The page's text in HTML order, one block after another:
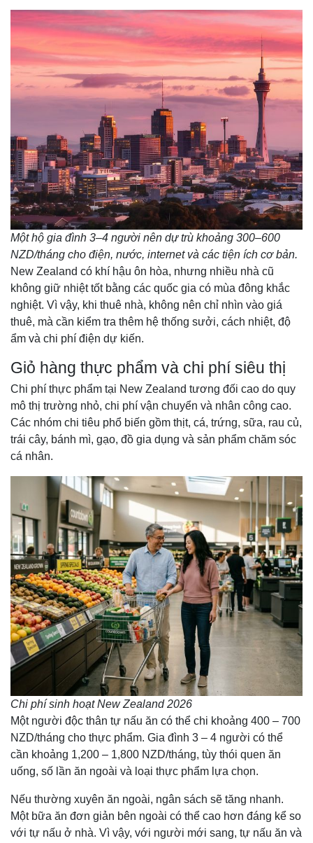
Một hộ gia đình 3–4 người nên dự trù khoảng 300–600
NZD/tháng cho điện, nước, internet và các tiện ích cơ bản.
New Zealand có khí hậu ôn hòa, nhưng nhiều nhà cũ
không giữ nhiệt tốt bằng các quốc gia có mùa đông khắc
nghiệt. Vì vậy, khi thuê nhà, không nên chỉ nhìn vào giá
thuê, mà cần kiểm tra thêm hệ thống sưởi, cách nhiệt, độ
ẩm và chi phí điện dự kiến.
Giỏ hàng thực phẩm và chi phí siêu thị
Chi phí thực phẩm tại New Zealand tương đối cao do quy
mô thị trường nhỏ, chi phí vận chuyển và nhân công cao.
Các nhóm chi tiêu phổ biến gồm thịt, cá, trứng, sữa, rau củ,
trái cây, bánh mì, gạo, đồ gia dụng và sản phẩm chăm sóc
cá nhân.
Chi phí sinh hoạt New Zealand 2026
Một người độc thân tự nấu ăn có thể chi khoảng 400 – 700
NZD/tháng cho thực phẩm. Gia đình 3 – 4 người có thể
cần khoảng 1,200 – 1,800 NZD/tháng, tùy thói quen ăn
uống, số lần ăn ngoài và loại thực phẩm lựa chọn.
Nếu thường xuyên ăn ngoài, ngân sách sẽ tăng nhanh.
Một bữa ăn đơn giản bên ngoài có thể cao hơn đáng kể so
với tự nấu ở nhà. Vì vậy, với người mới sang, tự nấu ăn và